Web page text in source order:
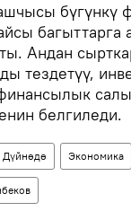
бүгүнкү
Андан
тездетүү,
белгиледи.
Дүйнөдө Экономика